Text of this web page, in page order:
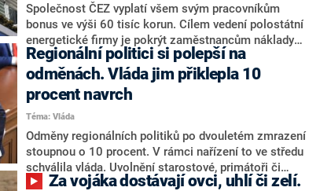
Společnost ČEZ vyplatí všem svým pracovníkům
bonus ve výši 60 tisíc korun. Cílem vedení polostátní
energetické firmy je pokrýt zaměstnancům náklady
spojené s vysokou inflací. Informovaly o tom Seznam
Zprávy. Místopředseda sněmovního rozpočtového
výboru a člen podvýboru pro energetiku Vojtěch
Munzar (ODS) pro CNN Prima NEWS uvedl, že jde
pouze o vnitřní politiku firmy.
Regionální politici si polepší na
odměnách. Vláda jim přiklepla 10
procent navrch
Téma: Vláda
Odměny regionálních politiků po dvouletém zmrazení
stoupnou o 10 procent. V rámci nařízení to ve středu
schválila vláda. Uvolnění starostové, primátoři či
hejtmani si v závislosti na velikosti obce, města či